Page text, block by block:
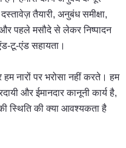
तैयारी, अनुबंध समीक्षा,
और पहले मसौदे से लेकर निष्पादन
टू-एंड सहायता।
हम नारों पर भरोसा नहीं करते। हम
और ईमानदार कानूनी कार्य है,
स्थिति की क्या आवश्यकता है